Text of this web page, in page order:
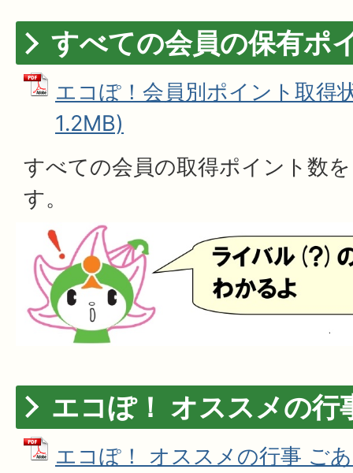
すべての会員の保有ポ
エコぽ！会員別ポイント取得
1.2MB)
すべての会員の取得ポイント数
す。
エコぽ！ オススメの行
エコぽ！ オススメの行事 ご